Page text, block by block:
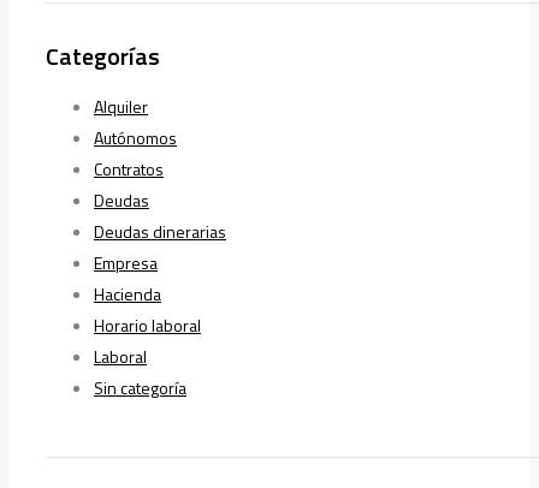
Categorías
Alquiler
Autónomos
Contratos
Deudas
Deudas dinerarias
Empresa
Hacienda
Horario laboral
Laboral
Sin categoría